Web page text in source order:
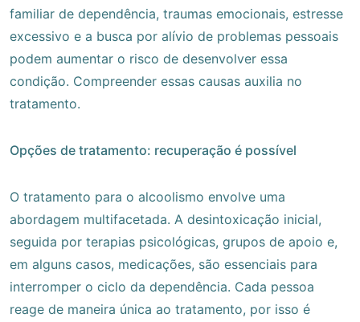
familiar de dependência, traumas emocionais, estresse
excessivo e a busca por alívio de problemas pessoais
podem aumentar o risco de desenvolver essa
condição. Compreender essas causas auxilia no
tratamento.
Opções de tratamento: recuperação é possível
O tratamento para o alcoolismo envolve uma
abordagem multifacetada. A desintoxicação inicial,
seguida por terapias psicológicas, grupos de apoio e,
em alguns casos, medicações, são essenciais para
interromper o ciclo da dependência. Cada pessoa
reage de maneira única ao tratamento, por isso é